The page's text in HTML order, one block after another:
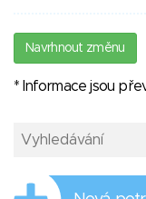
Navrhnout změnu
* Informace jsou